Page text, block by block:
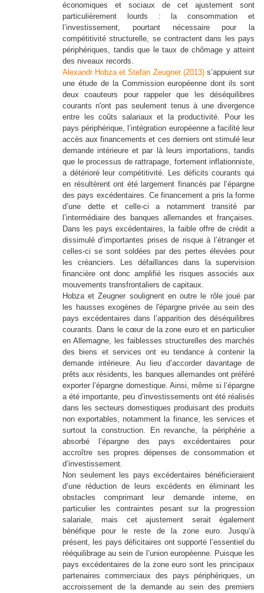
économiques et sociaux de cet ajustement sont
particulièrement lourds : la consommation et
l’investissement, pourtant nécessaire pour la
compétitivité structurelle, se contractent dans les pays
périphériques, tandis que le taux de chômage y atteint
des niveaux records.
Alexandr Hobza et Stefan Zeugner (2013)s’appuient sur
une étude de la Commission européenne dont ils sont
deux coauteurs pour rappeler que les déséquilibres
courants n'ont pas seulement tenus à une divergence
entre les coûts salariaux et la productivité. Pour les
pays périphérique, l’intégration européenne a facilité leur
accès aux financements et ces derniers ont stimulé leur
demande intérieure et par là leurs importations, tandis
que le processus de rattrapage, fortement inflationniste,
a détérioré leur compétitivité. Les déficits courants qui
en résultèrent ont été largement financés par l’épargne
des pays excédentaires. Ce financement a pris la forme
d’une dette et celle-ci a notamment transité par
l’intermédiaire des banques allemandes et françaises.
Dans les pays excédentaires, la faible offre de crédit a
dissimulé d’importantes prises de risque à l’étranger et
celles-ci se sont soldées par des pertes élevées pour
les créanciers. Les défaillances dans la supervision
financière ont donc amplifié les risques associés aux
mouvements transfrontaliers de capitaux.
Hobza et Zeugner soulignent en outre le rôle joué par
les hausses exogènes de l'épargne privée au sein des
pays excédentaires dans l’apparition des déséquilibres
courants. Dans le cœur de la zone euro et en particulier
en Allemagne, les faiblesses structurelles des marchés
des biens et services ont eu tendance à contenir la
demande intérieure. Au lieu d’accorder davantage de
prêts aux résidents, les banques allemandes ont préféré
exporter l’épargne domestique. Ainsi, même si l’épargne
a été importante, peu d’investissements ont été réalisés
dans les secteurs domestiques produisant des produits
non exportables, notamment la finance, les services et
surtout la construction. En revanche, la périphérie a
absorbé l’épargne des pays excédentaires pour
accroître ses propres dépenses de consommation et
d’investissement.
Non seulement les pays excédentaires bénéficieraient
d’une réduction de leurs excédents en éliminant les
obstacles comprimant leur demande interne, en
particulier les contraintes pesant sur la progression
salariale, mais cet ajustement serait également
bénéfique pour le reste de la zone euro. Jusqu’à
présent, les pays déficitaires ont supporté l’essentiel du
rééquilibrage au sein de l’union européenne. Puisque les
pays excédentaires de la zone euro sont les principaux
partenaires commerciaux des pays périphériques, un
accroissement de la demande au sein des premiers